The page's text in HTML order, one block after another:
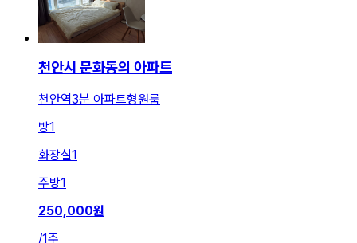
천안시 문화동의 아파트
천안역3분 아파트형원룸
방1
화장실1
주방1
250,000원
/1주